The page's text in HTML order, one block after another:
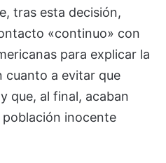
tras esta decisión,
«continuo» con
para explicar la
cuanto a evitar que
que, al final, acaban
inocente